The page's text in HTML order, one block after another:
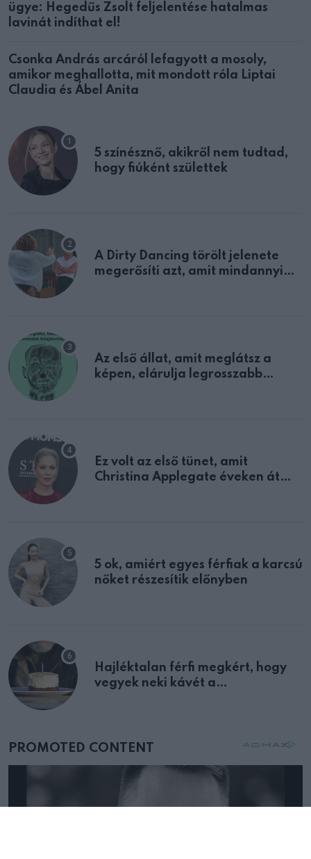
ügye: Hegedűs Zsolt feljelentése hatalmas
lavinát indíthat el!
Csonka András arcáról lefagyott a mosoly,
amikor meghallotta, mit mondott róla Liptai
Claudia és Ábel Anita
5 színésznő, akikről nem tudtad,
hogy fiúként születtek
A Dirty Dancing törölt jelenete
megerősíti azt, amit mindannyian
Az első állat, amit meglátsz a
képen, elárulja legrosszabb
Ez volt az első tünet, amit
Christina Applegate éveken át
5 ok, amiért egyes férfiak a karcsú
nőket részesítik előnyben
Hajléktalan férfi megkért, hogy
vegyek neki kávét a